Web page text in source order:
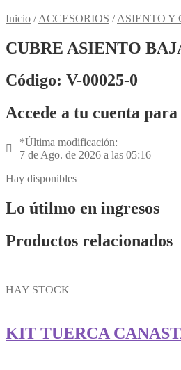
Inicio /ACCESORIOS /ASIENTO Y
CUBRE ASIENTO
Código: V-00025-0
Accede a tu cuenta
*Última modificación:
7 de Ago. de 2026 a las 05:16
Hay disponibles
Lo útilmo en ingresos
Productos relacionados
HAY STOCK
KIT TUERCA